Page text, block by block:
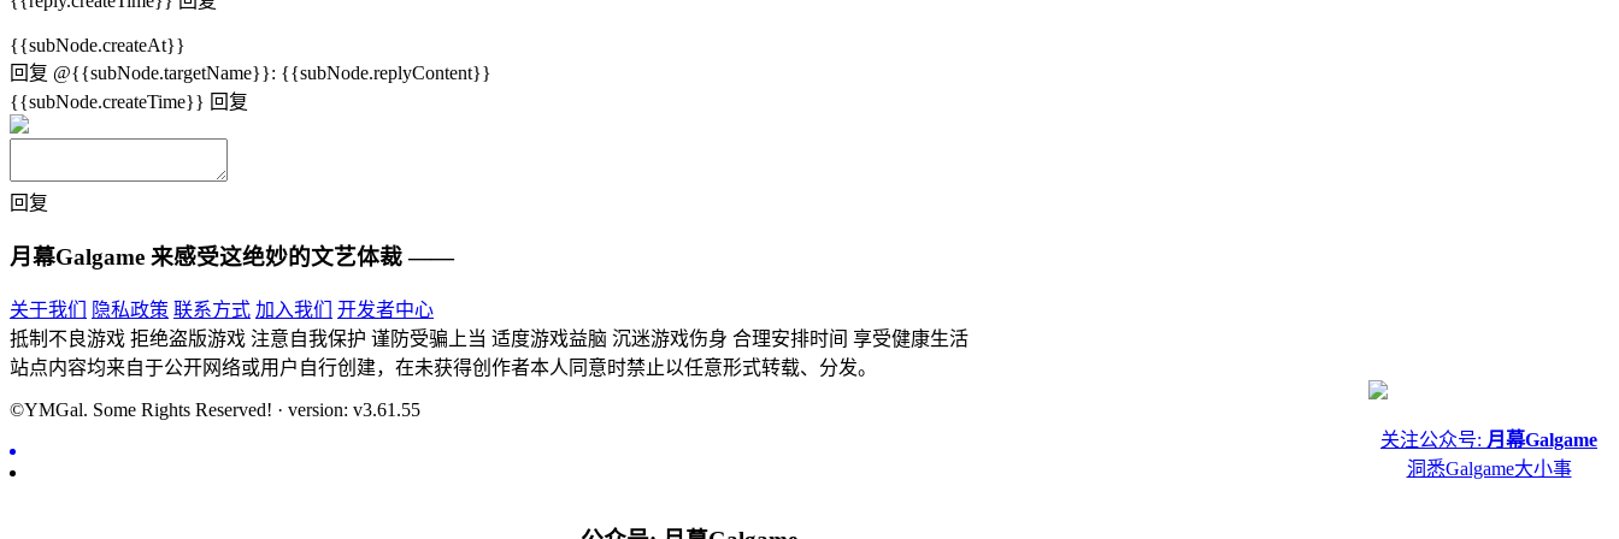
{{subNode.createAt}}
回复 @{{subNode.targetName}}: {{subNode.replyContent}}
{{subNode.createTime}} 回复
回复
月幕Galgame 来感受这绝妙的文艺体裁 ——
关于我们 隐私政策 联系方式 加入我们
开发者中心
抵制不良游戏 拒绝盗版游戏 注意自我保护 谨防受骗上当 适度游戏益脑 沉迷游戏伤身 合理安排时间 享受健康生活
站点内容均来自于公开网络或用户自行创建，在未获得创作者本人同意时禁止以任意形式转载、分发。
关注公众号: 月幕Galgame
洞悉Galgame大小事
©YMGal. Some Rights Reserved! · version: v3.61.55